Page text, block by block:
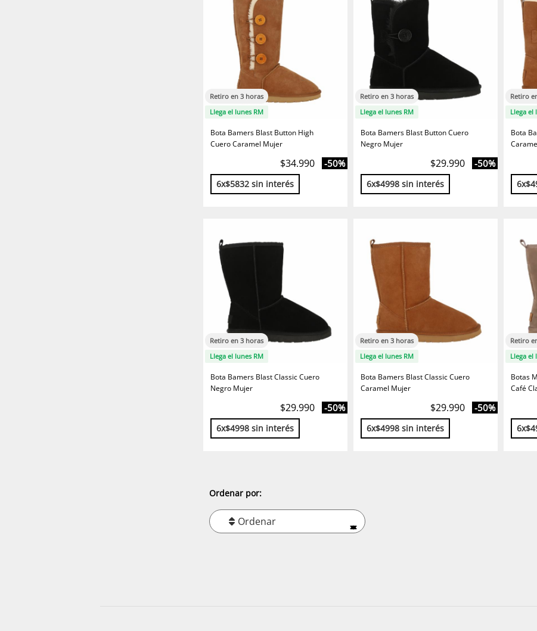
Retiro en 3 horas
Llega el lunes RM
Bota Bamers Blast Button High
Cuero Caramel Mujer
$34.990 -50%
6x$5832 sin interés
Retiro en 3 horas
Llega el lunes RM
Bota Bamers Blast Button Cuero
Negro Mujer
$29.990 -50%
6x$4998 sin interés
Retiro
Llega el
Bota
Retiro en 3 horas
Llega el lunes RM
Bota Bamers Blast Classic Cuero
Negro Mujer
$29.990 -50%
6x$4998 sin interés
Retiro en 3 horas
Llega el lunes RM
Bota Bamers Blast Classic Cuero
Caramel Mujer
$29.990 -50%
6x$4998 sin interés
Retiro
Llega el
Botas
Café
Ordenar por:
Ordenar